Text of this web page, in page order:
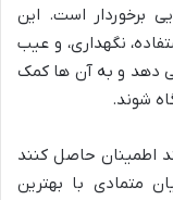
برخوردار است. این
نگهداری، و عیب
می دهد و به آن ها کمک
شوند.
اطمینان حاصل کنند
متمادی با بهترین